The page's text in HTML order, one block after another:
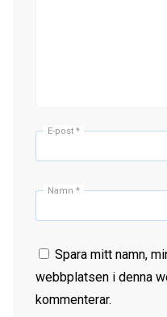
E-post *
Namn *
Spara mitt namn,
webbplatsen i denna
kommenterar.